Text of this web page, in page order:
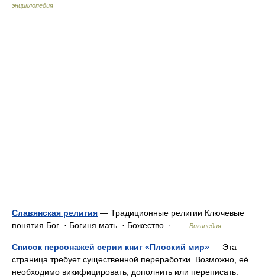
энциклопедия
Славянская религия — Традиционные религии Ключевые
понятия Бог · Богиня мать · Божество · …
Википедия
Список персонажей серии книг «Плоский мир» — Эта
страница требует существенной переработки. Возможно, её
необходимо викифицировать, дополнить или переписать.